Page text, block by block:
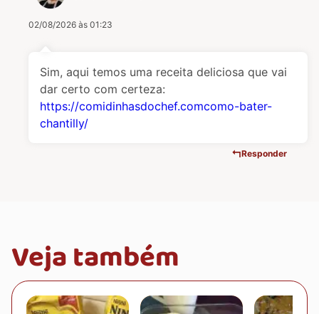
02/08/2026 às 01:23
Sim, aqui temos uma receita deliciosa que vai
dar certo com certeza:
https://comidinhasdochef.comcomo-bater-
chantilly/
Responder
Veja também